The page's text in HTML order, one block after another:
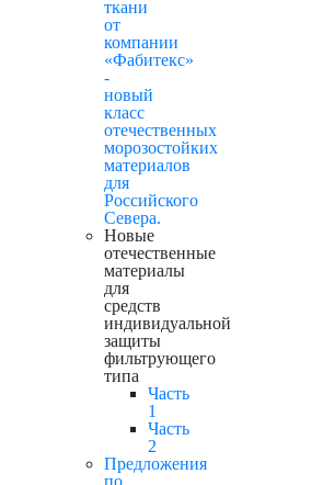
ткани
от
компании
«Фабитекс»
-
новый
класс
отечественных
морозостойких
материалов
для
Российского
Севера.
Новые
отечественные
материалы
для
средств
индивидуальной
защиты
фильтрующего
типа
Часть
1
Часть
2
Предложения
по